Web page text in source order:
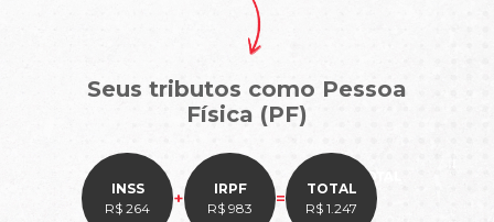
Seus tributos como Pessoa
Física (PF)
INSS
R$ 264
+
IRPF
R$ 983
=
TOTAL
R$ 1.247